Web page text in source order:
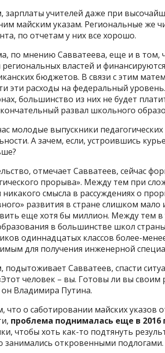
учителей даже при
майским указам. Региональные же
по отчетам у них все хорошо.
по мнению Савватеева, еще и в том,
властей и
бюджетов. В связи с этим
эти расходы на федеральный
большинство из них не будет
развал школьного
молодые выпускники
А зачем, если, устроившись
отмечает Савватеев, сейчас
прорыва». Между тем при
смысла в рассуждениях о
развития в стране слишком
еще хотя бы миллион. Между тем в
в большинстве школ
одиннадцатых классов более-
для получения инженерной
подытоживает Савватеев, спасти
человек – вы. Готовы ли вы
он Владимира Путина.
что о саботировании майских указов
проблема поднималась еще в 2016
чтобы хоть как-то подтянуть
занимались откровенными подлогами.